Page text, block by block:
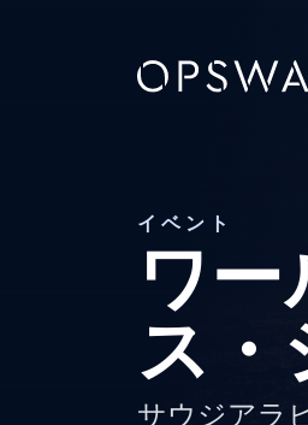
イベント
ワ
ス・
サウジアラ